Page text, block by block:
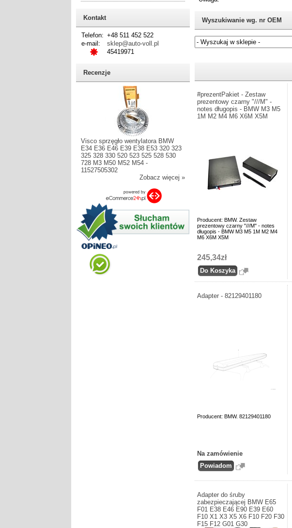
Kontakt
Telefon: +48 511 452 522
e-mail:
sklep@auto-voll.pl
45419971
Recenzje
Visco sprzęgło wentylatora BMW
E34 E36 E46 E39 E38 E53 320 323
325 328 330 520 523 525 528 530
728 M3 M50 M52 M54 -
11527505302
Zobacz więcej »
Wyszukiwanie wg. nr OEM
#prezentPakiet - Zestaw
prezentowy czarny "///M" -
notes długopis - BMW M3 M5
1M M2 M4 M6 X6M X5M
Producent: BMW. Zestaw
prezentowy czarny "///M" - notes
długopis - BMW M3 M5 1M M2 M4
M6 X6M X5M
245,34zł
Adapter - 82129401180
Producent: BMW. 82129401180
Na zamówienie
Adapter do śruby
zabezpieczającej BMW E65
F01 E38 E46 E90 E39 E60
F10 X1 X3 X5 X6 F10 F20 F30
F15 F12 G01 G30